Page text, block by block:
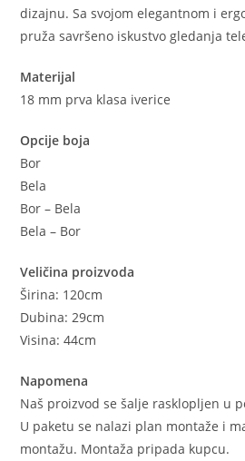
dizajnu. Sa svojom elegantnom i
pruža savršeno iskustvo gledanja
Materijal
18 mm prva klasa iverice
Opcije boja
Bor
Bela
Bor – Bela
Bela – Bor
Veličina proizvoda
Širina: 120cm
Dubina: 29cm
Visina: 44cm
Napomena
Naš proizvod se šalje rasklopljen u
U paketu se nalazi plan montaže i
montažu. Montaža pripada kupcu.